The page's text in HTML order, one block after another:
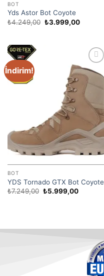
BOT
Yds Astor Bot Coyote
₺4.249,00 ₺3.999,00
İndirim!
Favori
Ürünler
BOT
YDS Tornado GTX Bot Coyote
₺7.249,00 ₺5.999,00